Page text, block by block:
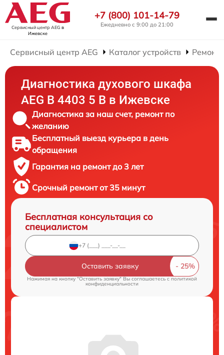
Сервисный центр AEG в
Ижевске
+7 (800) 101-14-79
Ежедневно с 9:00 до 21:00
Сервисный центр AEG Каталог устройств
Диагностика духового шкафа
AEG B 4403 5 B в Ижевске
Диагностика за наш счет, ремонт по
желанию
Бесплатный выезд курьера в день
обращения
Гарантия на ремонт до 3 лет
Срочный ремонт от 35 минут
Бесплатная консультация со
специалистом
Оставить заявку
Нажимая на кнопку "Оставить заявку" Вы соглашаетесь cполитикой
конфиденциальности